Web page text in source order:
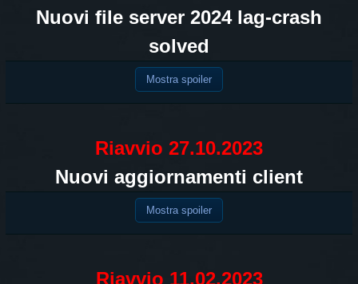
Nuovi file server 2024 lag-crash
solved
Mostra spoiler
Riavvio 27.10.2023
Nuovi aggiornamenti client
Mostra spoiler
Riavvio 11.02.2023